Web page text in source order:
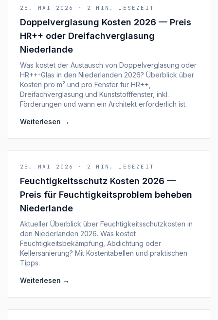
25. MAI 2026 · 2 MIN. LESEZEIT
Doppelverglasung Kosten 2026 — Preis
HR++ oder Dreifachverglasung
Niederlande
Was kostet der Austausch von Doppelverglasung oder
HR++-Glas in den Niederlanden 2026? Überblick über
Kosten pro m² und pro Fenster für HR++,
Dreifachverglasung und Kunststofffenster, inkl.
Förderungen und wann ein Architekt erforderlich ist.
Weiterlesen →
25. MAI 2026 · 2 MIN. LESEZEIT
Feuchtigkeitsschutz Kosten 2026 —
Preis für Feuchtigkeitsproblem beheben
Niederlande
Aktueller Überblick über Feuchtigkeitsschutzkosten in
den Niederlanden 2026. Was kostet
Feuchtigkeitsbekämpfung, Abdichtung oder
Kellersanierung? Mit Kostentabellen und praktischen
Tipps.
Weiterlesen →